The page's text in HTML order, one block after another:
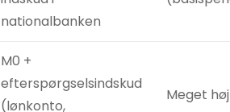
nationalbanken
M0 +
efterspørgselsindskud
(lønkonto,
Meget høj